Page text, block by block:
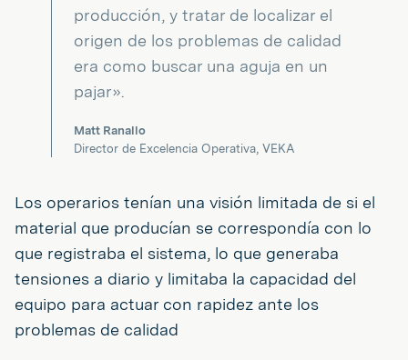
producción, y tratar de localizar el
origen de los problemas de calidad
era como buscar una aguja en un
pajar».
Matt Ranallo
Director de Excelencia Operativa, VEKA
Los operarios tenían una visión limitada de si el
material que producían se correspondía con lo
que registraba el sistema, lo que generaba
tensiones a diario y limitaba la capacidad del
equipo para actuar con rapidez ante los
problemas de calidad